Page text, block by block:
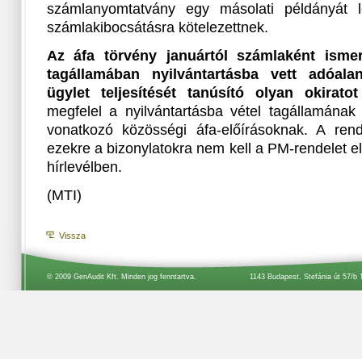
számlanyomtatvány egy másolati
számlakibocsátásra kötelezettnek.
Az áfa törvény januártól számlaként
tagállamában nyilvántartásba vett
ügylet teljesítését tanúsító olyan
megfelel a nyilvántartásba vétel
vonatkozó közösségi áfa-előírásoknak. A
ezekre a bizonylatokra nem kell a PM-rendelet
hírlevélben.
(MTI)
Vissza
1143 Budapest, Stefánia út 57/b
© 2009 GenAudit Kft. Minden jog fenntartva.